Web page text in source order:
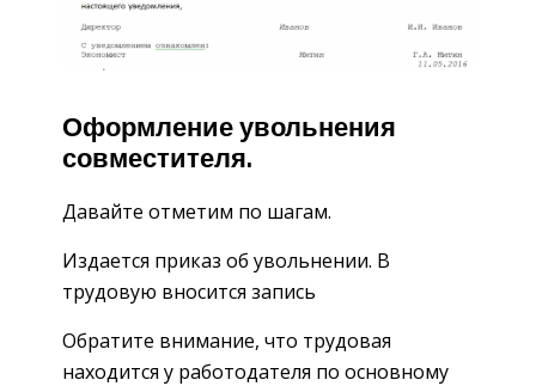
Оформление увольнения
совместителя.
Давайте отметим по шагам.
Издается приказ об увольнении. В
трудовую вносится запись
Обратите внимание, что трудовая
находится у работодателя по основному